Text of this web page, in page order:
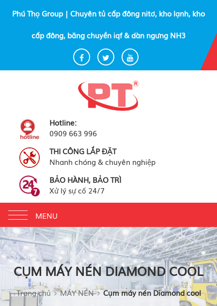
Phú Thọ Group | Chuyên tủ cấp đông nitơ, kho lạnh, kho
cấp đông, băng chuyền iqf & dàn ngưng NH3
Hotline:
0909 663 996
THI CÔNG LẮP ĐẶT
Nhanh chóng & chuyên nghiệp
BẢO HÀNH, BẢO TRÌ
Xử lý sự cố 24/7
Toggle
navigation
MENU
CỤM MÁY NÉN DIAMOND COOL
Trang chủ MÁY NÉN Cụm máy nén Diamond cool